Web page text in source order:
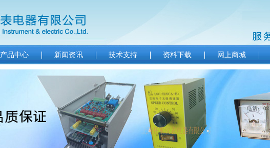
产品中心 新闻资讯 技术支持 资料下载 网上商城